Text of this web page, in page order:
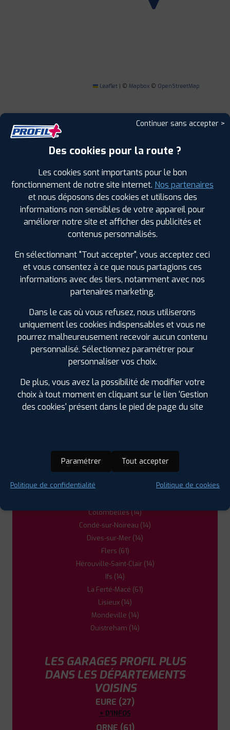
Leaflet | © Mapbox © OpenStreetMap
PROFIL PLUSFALAISE
ROUTE DE PUTANGES14700 FALAISE
0231901060
HORAIRES | +D'INFOS
PROFIL PLUSSAINT PIERRE SUR DIVES
60 BIS RUE DE LISIEUX 14170 SAINT PIERRE EN
3
PROFIL PLUSARGENTAN
30, AVENUE DE LA 2EME DB
61200 ARGENTAN
0233124250
HORAIRES | +D'INFOS
PROFIL PLUSCONDÉ SUR NOIREAU
ZI PARC SAINT JACQUES14110 CONDÉ SUR
0231592929
91 RUE DE LA CHAUSSEE 61100 FLERS
ROUTE DE BRETAGNE14760 BRETTEVILLE SUR
0231735200
DANS LES VILLES À PROXIMITÉ
Argentan (61)
Blainville-sur-Orne (14)
Colombelles (14)
Condé-sur-Noireau (14)
Dives-sur-Mer (14)
Flers (61)
Hérouville-Saint-Clair (14)
Ifs (14)
La Ferté-Macé (61)
Lisieux (14)
Mondeville (14)
Ouistreham (14)
LES GARAGES PROFIL PLUS
DANS LES DÉPARTEMENTS
VOISINS
EURE (27)
+ D'INFOS
ORNE (61)
Continuer sans accepter >
Des cookies pour la route ?
Les cookies sont importants pour le bon
fonctionnement de notre site internet. Nos partenaires
et nous déposons des cookies et utilisons des
informations non sensibles de votre appareil pour
améliorer notre site et afficher des publicités et
contenus personnalisés.
En sélectionnant "Tout accepter", vous acceptez ceci
et vous consentez à ce que nous partagions ces
informations avec des tiers, notamment avec nos
partenaires marketing.
Dans le cas où vous refusez, nous utiliserons
uniquement les cookies indispensables et vous ne
pourrez malheureusement recevoir aucun contenu
personnalisé. Sélectionnez paramétrer pour
personnaliser vos choix.
De plus, vous avez la possibilité de modifier votre
choix à tout moment en cliquant sur le lien 'Gestion
des cookies' présent dans le pied de page du site
Paramétrer Tout accepter
Politique de confidentialité Politique de cookies